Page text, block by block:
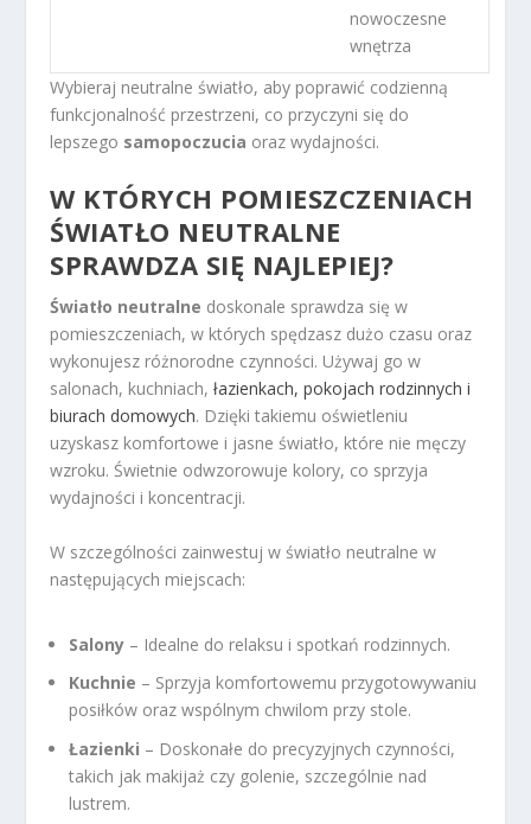
nowoczesne
wnętrza
Wybieraj neutralne światło, aby poprawić codzienną
funkcjonalność przestrzeni, co przyczyni się do
lepszego samopoczucia oraz wydajności.
W KTÓRYCH POMIESZCZENIACH
ŚWIATŁO NEUTRALNE
SPRAWDZA SIĘ NAJLEPIEJ?
Światło neutralne doskonale sprawdza się w
pomieszczeniach, w których spędzasz dużo czasu oraz
wykonujesz różnorodne czynności. Używaj go w
salonach, kuchniach,łazienkach, pokojach rodzinnych i
biurach domowych. Dzięki takiemu oświetleniu
uzyskasz komfortowe i jasne światło, które nie męczy
wzroku. Świetnie odwzorowuje kolory, co sprzyja
wydajności i koncentracji.
W szczególności zainwestuj w światło neutralne w
następujących miejscach:
Salony – Idealne do relaksu i spotkań rodzinnych.
Kuchnie – Sprzyja komfortowemu przygotowywaniu
posiłków oraz wspólnym chwilom przy stole.
Łazienki – Doskonałe do precyzyjnych czynności,
takich jak makijaż czy golenie, szczególnie nad
lustrem.